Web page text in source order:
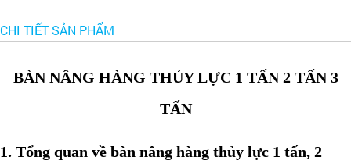
CHI TIẾT SẢN PHẨM
BÀN NÂNG HÀNG THỦY LỰC 1 TẤN 2 TẤN 3
TẤN
1. Tổng quan về bàn nâng hàng thủy lực 1 tấn, 2